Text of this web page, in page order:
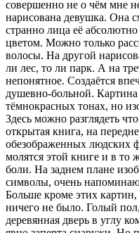
совершенно не о чём мне
нарисована девушка. Она
странно лица её
цветом. Можно только
волосы. На другой
ли лес, то ли парк. А на
непонятное. Создаётся
душевно-больной.
тёмнокрасных тонах, но
Здесь можно разглядеть
открытая книга, на
обезображенных людских
молятся этой книге и в то
боли. На заднем плане
символы, очень
Больше кроме этих
ничего не было. Голый
деревянная дверь в углу